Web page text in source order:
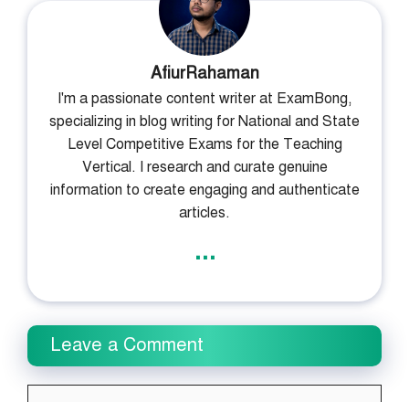
AfiurRahaman
I'm a passionate content writer at ExamBong,
specializing in blog writing for National and State
Level Competitive Exams for the Teaching
Vertical. I research and curate genuine
information to create engaging and authenticate
articles.
...
Leave a Comment